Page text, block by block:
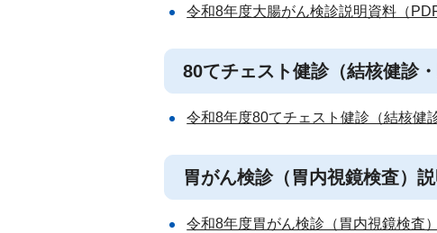
令和8年度大腸がん検診説明資料（
80てチェスト健診（結核健診
令和8年度80てチェスト健診（結核健
胃がん検診（胃内視鏡検査）
令和8年度胃がん検診（胃内視鏡検査